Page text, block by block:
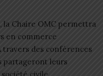
la Chaire OMC permettra
en commerce
travers des conférences
partageront leurs